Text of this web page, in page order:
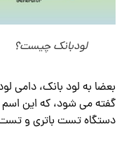
لودبانک چیست؟
گفته می شود، که این
دستگاه تست باتری و